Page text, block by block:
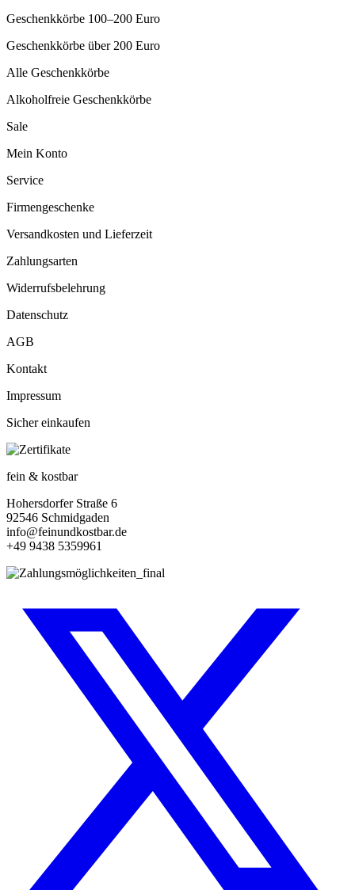
Geschenkkörbe 100–200 Euro
Geschenkkörbe über 200 Euro
Alle Geschenkkörbe
Alkoholfreie Geschenkkörbe
Sale
Mein Konto
Service
Firmengeschenke
Versandkosten und Lieferzeit
Zahlungsarten
Widerrufsbelehrung
Datenschutz
AGB
Kontakt
Impressum
Sicher einkaufen
fein & kostbar
Hohersdorfer Straße 6
92546 Schmidgaden
info@feinundkostbar.de
+49 9438 5359961